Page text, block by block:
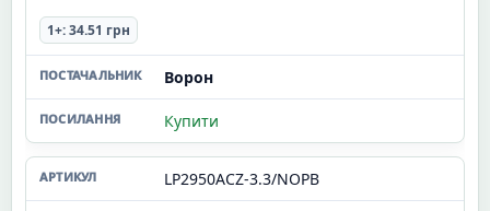
1+: 34.51 грн
Ворон
Купити
LP2950ACZ-3.3/NOPB